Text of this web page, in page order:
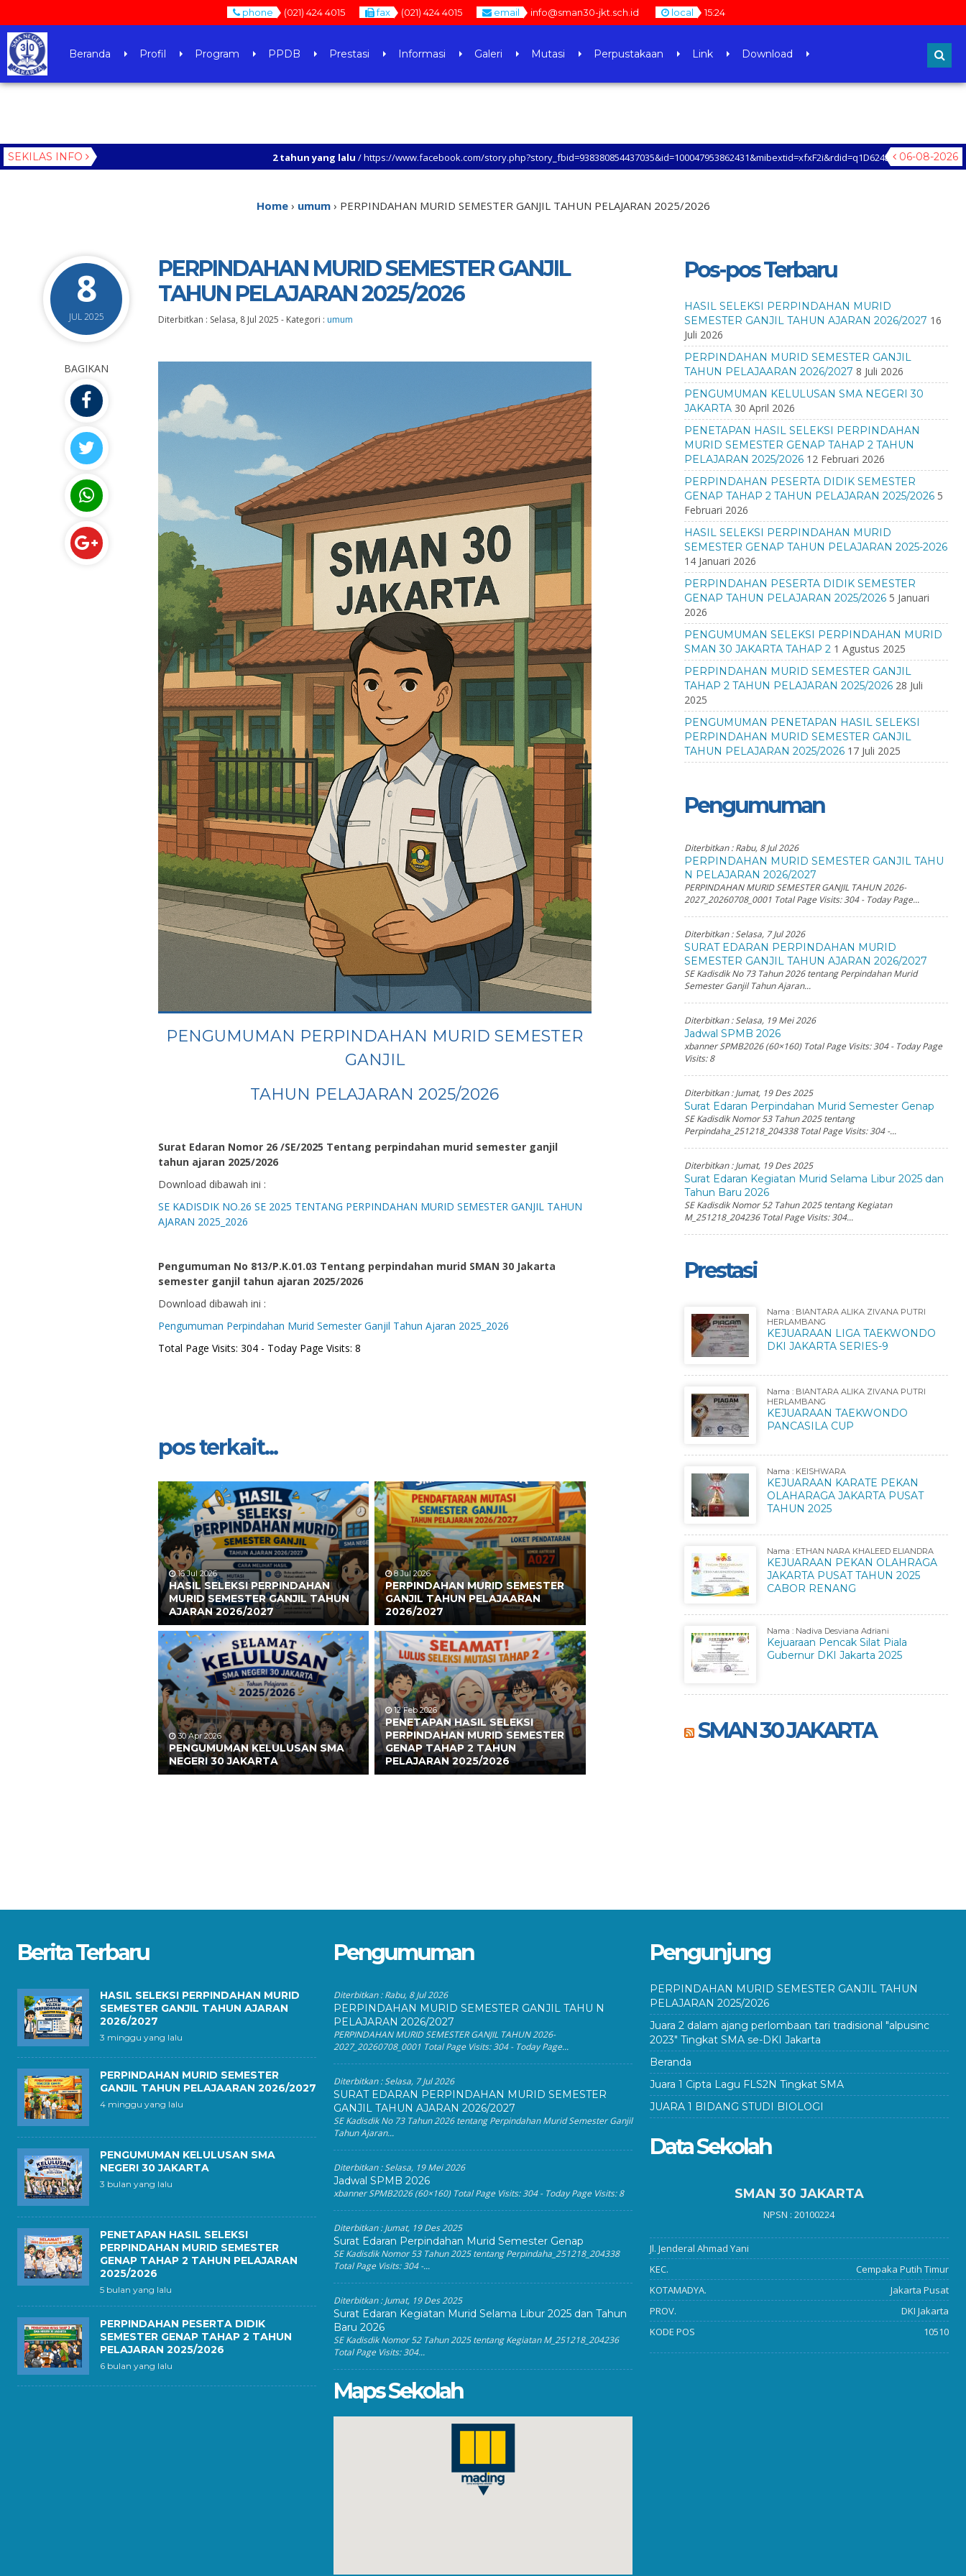
phone (021) 424 4015 fax (021) 424 4015 email info@sman30-jkt.sch.id local 15:24
Beranda Profil Program PPDB Prestasi Informasi Galeri Mutasi Perpustakaan Link Download
SEKILAS INFO 06-08-2026
2 tahun yang lalu/ https://www.facebook.com/story.php?story_fbid=938380854437035&id=100047953862431&mibextid=xfxF2i&rdid=q1D624BOpz0aLUGA Total Page Visits: 304 -
Home› umum› PERPINDAHAN MURID SEMESTER GANJIL TAHUN PELAJARAN 2025/2026
8
JUL 2025
PERPINDAHAN MURID SEMESTER GANJIL
TAHUN PELAJARAN 2025/2026
Diterbitkan : Selasa, 8 Jul 2025 - Kategori : umum
BAGIKAN
PENGUMUMAN PERPINDAHAN MURID SEMESTER
GANJIL
TAHUN PELAJARAN 2025/2026
Surat Edaran Nomor 26 /SE/2025 Tentang perpindahan murid semester ganjil
tahun ajaran 2025/2026
Download dibawah ini :
SE KADISDIK NO.26 SE 2025 TENTANG PERPINDAHAN MURID SEMESTER GANJIL TAHUN
AJARAN 2025_2026
Pengumuman No 813/P.K.01.03 Tentang perpindahan murid SMAN 30 Jakarta
semester ganjil tahun ajaran 2025/2026
Download dibawah ini :
Pengumuman Perpindahan Murid Semester Ganjil Tahun Ajaran 2025_2026
Total Page Visits: 304 - Today Page Visits: 8
pos terkait...
16 Jul 2026
HASIL SELEKSI PERPINDAHAN
MURID SEMESTER GANJIL TAHUN
AJARAN 2026/2027
8 Jul 2026
PERPINDAHAN MURID SEMESTER
GANJIL TAHUN PELAJAARAN
2026/2027
30 Apr 2026
PENGUMUMAN KELULUSAN SMA
NEGERI 30 JAKARTA
12 Feb 2026
PENETAPAN HASIL SELEKSI
PERPINDAHAN MURID SEMESTER
GENAP TAHAP 2 TAHUN
PELAJARAN 2025/2026
Pos-pos Terbaru
HASIL SELEKSI PERPINDAHAN MURID
SEMESTER GANJIL TAHUN AJARAN 2026/2027 16
Juli 2026
PERPINDAHAN MURID SEMESTER GANJIL
TAHUN PELAJAARAN 2026/2027 8 Juli 2026
PENGUMUMAN KELULUSAN SMA NEGERI 30
JAKARTA 30 April 2026
PENETAPAN HASIL SELEKSI PERPINDAHAN
MURID SEMESTER GENAP TAHAP 2 TAHUN
PELAJARAN 2025/2026 12 Februari 2026
PERPINDAHAN PESERTA DIDIK SEMESTER
GENAP TAHAP 2 TAHUN PELAJARAN 2025/2026 5
Februari 2026
HASIL SELEKSI PERPINDAHAN MURID
SEMESTER GENAP TAHUN PELAJARAN 2025-2026
14 Januari 2026
PERPINDAHAN PESERTA DIDIK SEMESTER
GENAP TAHUN PELAJARAN 2025/2026 5 Januari
2026
PENGUMUMAN SELEKSI PERPINDAHAN MURID
SMAN 30 JAKARTA TAHAP 2 1 Agustus 2025
PERPINDAHAN MURID SEMESTER GANJIL
TAHAP 2 TAHUN PELAJARAN 2025/2026 28 Juli
2025
PENGUMUMAN PENETAPAN HASIL SELEKSI
PERPINDAHAN MURID SEMESTER GANJIL
TAHUN PELAJARAN 2025/2026 17 Juli 2025
Pengumuman
Diterbitkan :Rabu, 8 Jul 2026
PERPINDAHAN MURID SEMESTER GANJIL TAHU
N PELAJARAN 2026/2027
PERPINDAHAN MURID SEMESTER GANJIL TAHUN 2026-
2027_20260708_0001 Total Page Visits: 304 - Today Page...
Diterbitkan :Selasa, 7 Jul 2026
SURAT EDARAN PERPINDAHAN MURID
SEMESTER GANJIL TAHUN AJARAN 2026/2027
SE Kadisdik No 73 Tahun 2026 tentang Perpindahan Murid
Semester Ganjil Tahun Ajaran...
Diterbitkan :Selasa, 19 Mei 2026
Jadwal SPMB 2026
xbanner SPMB2026 (60×160) Total Page Visits: 304 - Today Page
Visits: 8
Diterbitkan :Jumat, 19 Des 2025
Surat Edaran Perpindahan Murid Semester Genap
SE Kadisdik Nomor 53 Tahun 2025 tentang
Perpindaha_251218_204338 Total Page Visits: 304 -...
Diterbitkan :Jumat, 19 Des 2025
Surat Edaran Kegiatan Murid Selama Libur 2025 dan
Tahun Baru 2026
SE Kadisdik Nomor 52 Tahun 2025 tentang Kegiatan
M_251218_204236 Total Page Visits: 304...
Prestasi
Nama : BIANTARA ALIKA ZIVANA PUTRI
HERLAMBANG
KEJUARAAN LIGA TAEKWONDO
DKI JAKARTA SERIES-9
Nama : BIANTARA ALIKA ZIVANA PUTRI
HERLAMBANG
KEJUARAAN TAEKWONDO
PANCASILA CUP
Nama : KEISHWARA
KEJUARAAN KARATE PEKAN
OLAHARAGA JAKARTA PUSAT
TAHUN 2025
Nama : ETHAN NARA KHALEED ELIANDRA
KEJUARAAN PEKAN OLAHRAGA
JAKARTA PUSAT TAHUN 2025
CABOR RENANG
Nama : Nadiva Desviana Adriani
Kejuaraan Pencak Silat Piala
Gubernur DKI Jakarta 2025
SMAN 30 JAKARTA
Berita Terbaru
HASIL SELEKSI PERPINDAHAN MURID
SEMESTER GANJIL TAHUN AJARAN
2026/2027
3 minggu yang lalu
PERPINDAHAN MURID SEMESTER
GANJIL TAHUN PELAJAARAN 2026/2027
4 minggu yang lalu
PENGUMUMAN KELULUSAN SMA
NEGERI 30 JAKARTA
3 bulan yang lalu
PENETAPAN HASIL SELEKSI
PERPINDAHAN MURID SEMESTER
GENAP TAHAP 2 TAHUN PELAJARAN
2025/2026
5 bulan yang lalu
PERPINDAHAN PESERTA DIDIK
SEMESTER GENAP TAHAP 2 TAHUN
PELAJARAN 2025/2026
6 bulan yang lalu
Pengumuman
Diterbitkan :Rabu, 8 Jul 2026
PERPINDAHAN MURID SEMESTER GANJIL TAHU N
PELAJARAN 2026/2027
PERPINDAHAN MURID SEMESTER GANJIL TAHUN 2026-
2027_20260708_0001 Total Page Visits: 304 - Today Page...
Diterbitkan :Selasa, 7 Jul 2026
SURAT EDARAN PERPINDAHAN MURID SEMESTER
GANJIL TAHUN AJARAN 2026/2027
SE Kadisdik No 73 Tahun 2026 tentang Perpindahan Murid Semester Ganjil
Tahun Ajaran...
Diterbitkan :Selasa, 19 Mei 2026
Jadwal SPMB 2026
xbanner SPMB2026 (60×160) Total Page Visits: 304 - Today Page Visits: 8
Diterbitkan :Jumat, 19 Des 2025
Surat Edaran Perpindahan Murid Semester Genap
SE Kadisdik Nomor 53 Tahun 2025 tentang Perpindaha_251218_204338
Total Page Visits: 304 -...
Diterbitkan :Jumat, 19 Des 2025
Surat Edaran Kegiatan Murid Selama Libur 2025 dan Tahun
Baru 2026
SE Kadisdik Nomor 52 Tahun 2025 tentang Kegiatan M_251218_204236
Total Page Visits: 304...
Maps Sekolah
Pengunjung
PERPINDAHAN MURID SEMESTER GANJIL TAHUN
PELAJARAN 2025/2026
Juara 2 dalam ajang perlombaan tari tradisional "alpusinc
2023" Tingkat SMA se-DKI Jakarta
Beranda
Juara 1 Cipta Lagu FLS2N Tingkat SMA
JUARA 1 BIDANG STUDI BIOLOGI
Data Sekolah
SMAN 30 JAKARTA
NPSN : 20100224
Jl. Jenderal Ahmad Yani
KEC.
Cempaka Putih Timur
KOTAMADYA.
Jakarta Pusat
PROV.
DKI Jakarta
KODE POS
10510